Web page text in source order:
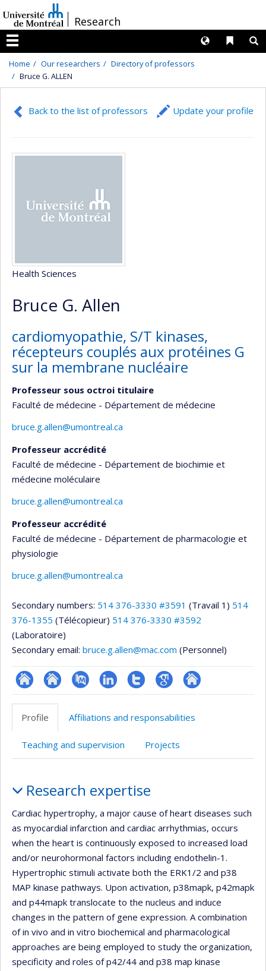
au
contenu
/Research
Menu
Liens
Langues
Home Our researchers
Directory of professors
Bruce G. ALLEN
Back to the list of professors Update your profile
Health Sciences
Bruce G. Allen
cardiomyopathie, S/T kinases,
récepteurs couplés aux protéines G
sur la membrane nucléaire
Professeur sous octroi titulaire
Faculté de médecine - Département de médecine
bruce.g.allen@umontreal.ca
Professeur accrédité
Faculté de médecine - Département de biochimie et
médecine moléculaire
bruce.g.allen@umontreal.ca
Professeur accrédité
Faculté de médecine - Département de pharmacologie et
physiologie
bruce.g.allen@umontreal.ca
Secondary numbers: 514 376-3330 #3591 (Travail 1) 514
376-1355 (Télécopieur) 514 376-3330 #3592
(Laboratoire)
Secondary email: bruce.g.allen@mac.com (Personnel)
ResearchGate
Site
l’unité
de
PubMedLinkedInCompteGoogleAutre
Profile Affiliations and responsabilities
Teaching and supervision Projects
Research expertise
Cardiac hypertrophy, a major cause of heart diseases such
as myocardial infarction and cardiac arrhythmias, occurs
when the heart is continuously exposed to increased load
and/or neurohormonal factors including endothelin-1.
Hypertrophic stimuli activate both the ERK1/2 and p38
MAP kinase pathways. Upon activation, p38mapk, p42mapk
and p44mapk translocate to the nucleus and induce
changes in the pattern of gene expression. A combination
of in vivo and in vitro biochemical and pharmacological
approaches are being employed to study the organization,
specificity and roles of p42/44 and p38 map kinase